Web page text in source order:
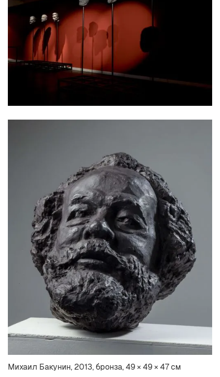
Михаил Бакунин, 2013, бронза, 49 × 49 × 47 см